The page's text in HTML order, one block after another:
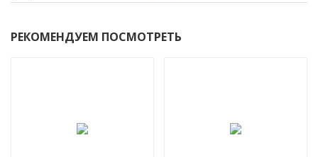
РЕКОМЕНДУЕМ ПОСМОТРЕТЬ